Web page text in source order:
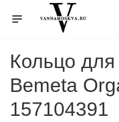
Кольцо
Bemeta
157104391